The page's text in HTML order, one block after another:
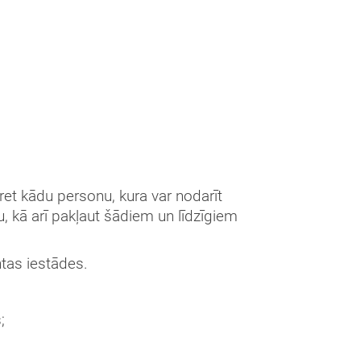
kādu personu, kura var nodarīt
kā arī pakļaut šādiem un līdzīgiem
iestādes.